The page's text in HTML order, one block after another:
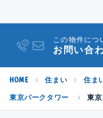
この物件につ
お問い合
HOME 住まい 住ま
東京パークタワー 東